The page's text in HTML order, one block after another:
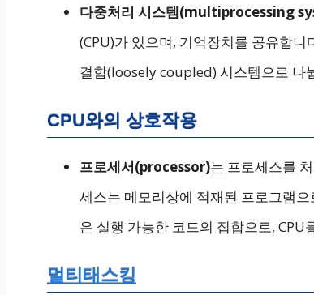
다중처리 시스템(multiprocessing
(CPU)가 있으며, 기억장치를 공유합
결합(loosely coupled) 시스템으로 나
CPU와의 상호작용
프로세서(processor)는 프로세스를
세스는 메모리상에 적재된 프로그램
은 실행 가능한 코드의 집합으로, CPU
멀티태스킹